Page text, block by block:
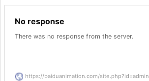
No response
There was no response from the server.
https://baiduanimation.com/site.php?id=admin